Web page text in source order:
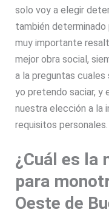
solo voy a elegir
también determinado
muy importante
mejor obra social,
a la preguntas
yo pretendo saciar, y
nuestra elección a la
requisitos personales.
¿Cuál es la
para
Oeste de